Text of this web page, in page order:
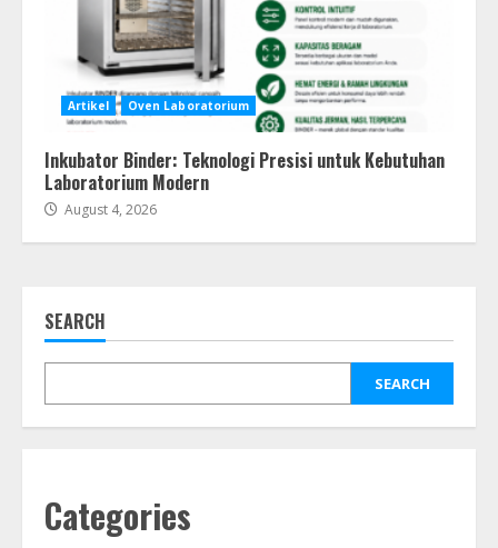
Artikel Oven Laboratorium
Inkubator Binder: Teknologi Presisi untuk Kebutuhan
Laboratorium Modern
August 4, 2026
SEARCH
SEARCH
Categories